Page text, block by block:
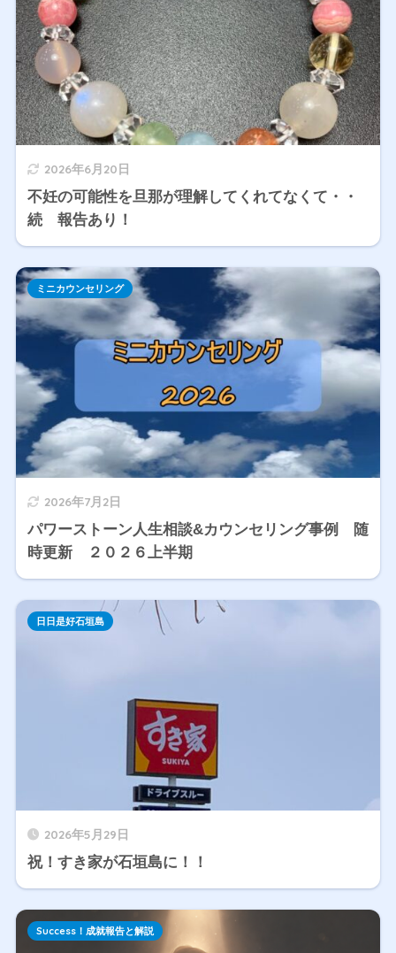
2026年6月20日
不妊の可能性を旦那が理解してくれてなくて・・
続 報告あり！
2026年7月2日
パワーストーン人生相談&カウンセリング事例 随
時更新 ２０２６上半期
ミニカウンセリング
2026年5月29日
祝！すき家が石垣島に！！
日日是好石垣島
Success！成就報告と解説